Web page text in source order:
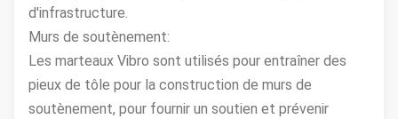
d'infrastructure.
Murs de soutènement:
Les marteaux Vibro sont utilisés pour entraîner des
pieux de tôle pour la construction de murs de
soutènement, pour fournir un soutien et prévenir